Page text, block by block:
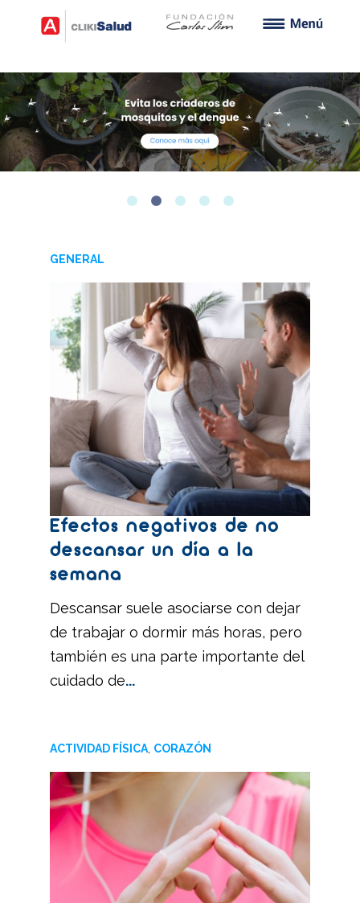
GENERAL
Efectos negativos de no
descansar un día a la
semana
Descansar suele asociarse con dejar
de trabajar o dormir más horas, pero
también es una parte importante del
cuidado de...
ACTIVIDAD FÍSICA CORAZÓN